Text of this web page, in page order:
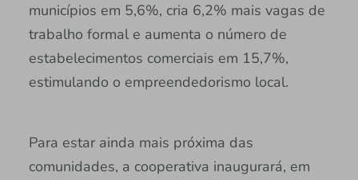
municípios em 5,6%, cria 6,2% mais vagas de
trabalho formal e aumenta o número de
estabelecimentos comerciais em 15,7%,
estimulando o empreendedorismo local.
Para estar ainda mais próxima das
comunidades, a cooperativa inaugurará, em